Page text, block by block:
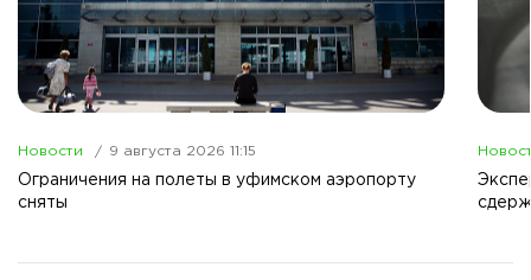
Новости 9 августа 2026 11:15
Ограничения на полеты в уфимском аэропорту
сняты